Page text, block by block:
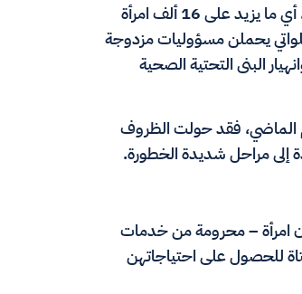
تظهر الإحصاءات أن أسرة واحدة من بين كل سبع أسر في غزة تقودها امرأة، أي ما يزيد على 16 ألف امرأة
يحملن مسؤوليات مزدوجة
البنى التحتية الصحية
الماضي، فقد حولت الظروف
إلى مراحل شديدة الخطورة.
امرأة – محرومة من خدمات
نفسه، تكافح نحو 700 ألف امرأة وفتاة للحصول على احتياجاتهن